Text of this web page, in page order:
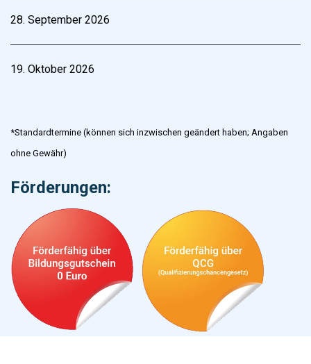
28. September 2026
19. Oktober 2026
*Standardtermine (können sich inzwischen geändert haben; Angaben
ohne Gewähr)
Förderungen: